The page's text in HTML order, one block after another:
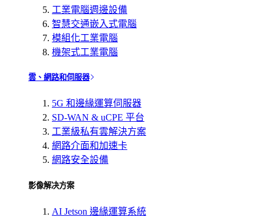
工業電腦週邊設備
智慧交通嵌入式電腦
模組化工業電腦
機架式工業電腦
雲、網路和伺服器
5G 和邊緣運算伺服器
SD-WAN & uCPE 平台
工業級私有雲解決方案
網路介面和加速卡
網路安全設備
影像解决方案
AI Jetson 邊緣運算系統